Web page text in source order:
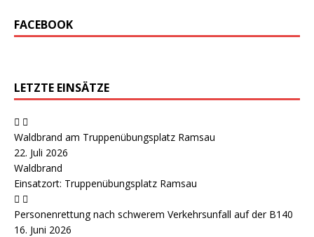
FACEBOOK
LETZTE EINSÄTZE
Waldbrand am Truppenübungsplatz Ramsau
22. Juli 2026
Waldbrand
Einsatzort: Truppenübungsplatz Ramsau
Personenrettung nach schwerem Verkehrsunfall auf der B140
16. Juni 2026